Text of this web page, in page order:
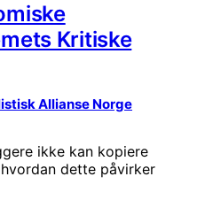
Kritiske
Allianse Norge
ikke kan kopiere
dette påvirker